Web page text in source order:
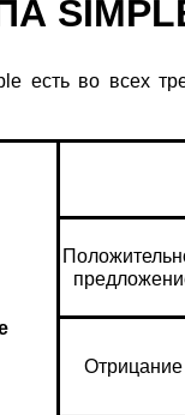
есть во всех
Отрицание